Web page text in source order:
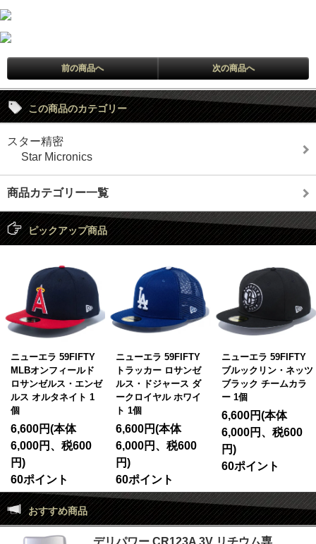
前の商品へ 次の商品へ
この商品のカテゴリー
スター精密
Star Micronics
商品カテゴリー一覧
ピックアップ商品
ニューエラ 59FIFTY
MLBオンフィールド
ロサンゼルス・エンゼ
ルス オルタネイト 1
個
6,600円(本体
6,000円、税600
円)
60ポイント
ニューエラ 59FIFTY
トラッカー ロサンゼ
ルス・ドジャース ダ
ークロイヤル ホワイ
ト 1個
6,600円(本体
6,000円、税600
円)
60ポイント
ニューエラ 59FIFTY
ブルックリン・ネッツ
ブラック チームカラ
ー 1個
6,600円(本体
6,000円、税600
円)
60ポイント
おすすめ商品
デリパワー CR123A 3V リチウム専